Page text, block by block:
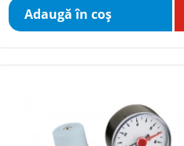
Adaugă în coş